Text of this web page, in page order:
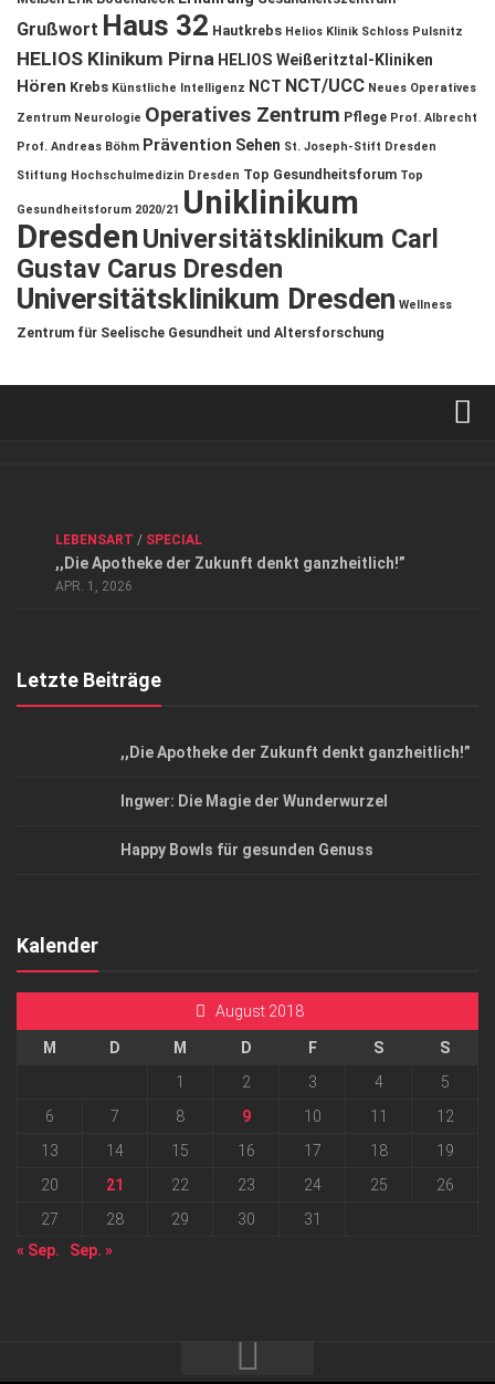
Grußwort Haus 32 Hautkrebs Helios Klinik Schloss Pulsnitz
HELIOS Klinikum Pirna HELIOS Weißeritztal-Kliniken
Hören Krebs Künstliche Intelligenz NCT NCT/UCC Neues Operatives
Zentrum Neurologie Operatives Zentrum Pflege Prof. Albrecht
Prof. Andreas Böhm Prävention Sehen St. Joseph-Stift Dresden
Stiftung Hochschulmedizin Dresden Top Gesundheitsforum Top
Gesundheitsforum 2020/21 Uniklinikum
DresdenUniversitätsklinikum Carl
Gustav Carus Dresden
Universitätsklinikum Dresden Wellness
Zentrum für Seelische Gesundheit und Altersforschung
Datenschutzerklärung
Top Magazin Dresden / Ostsachsen
LEBENSART / SPECIAL
,,Die Apotheke der Zukunft denkt ganzheitlich!”
APR. 1, 2026
Letzte Beiträge
,,Die Apotheke der Zukunft denkt ganzheitlich!”
Ingwer: Die Magie der Wunderwurzel
Happy Bowls für gesunden Genuss
Kalender
August 2018
M D M D F S
S
1
2 3 4
5
6
7 8 9 10 11
12
13
14 15 16 17 18
19
20
21 22 23 24 25
26
27
28 29 30
31
« Sep.
Sep. »